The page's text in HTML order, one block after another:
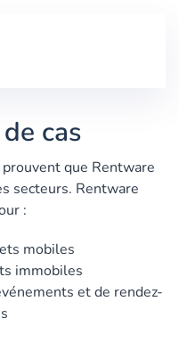
cas
que Rentware
secteurs. Rentware
:
mobiles
immobiles
et de rendez-